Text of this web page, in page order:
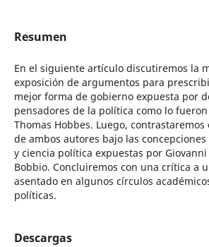
Resumen
En el siguiente artículo discutiremos la
exposición de argumentos para
mejor forma de gobierno expuesta por
pensadores de la política como lo
Thomas Hobbes. Luego,
de ambos autores bajo las
y ciencia política expuestas por
Bobbio. Concluiremos con una crítica a
asentado en algunos círculos
políticas.
Descargas